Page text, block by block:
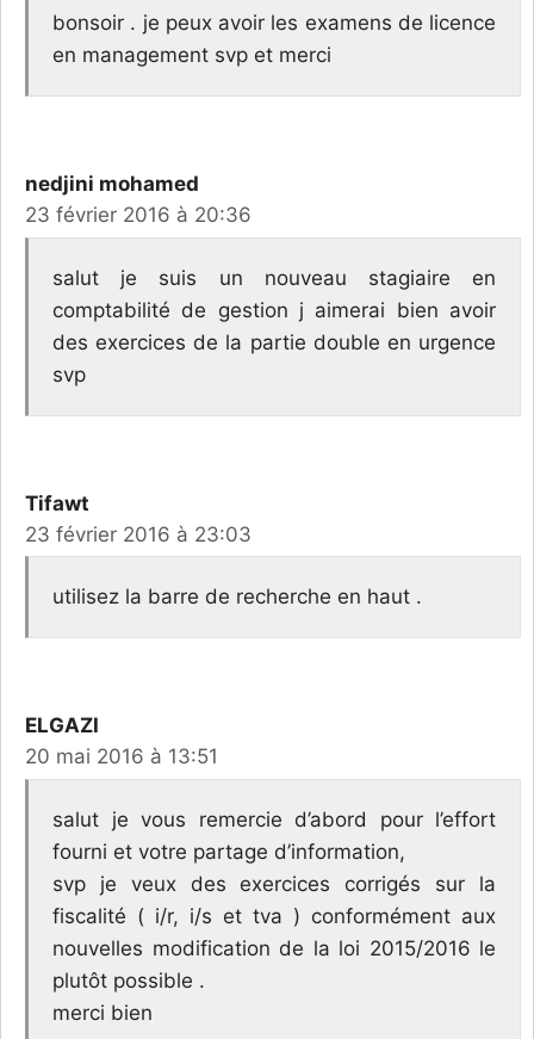
bonsoir . je peux avoir les examens de licence
en management svp et merci
nedjini mohamed
23 février 2016 à 20:36
salut je suis un nouveau stagiaire en
comptabilité de gestion j aimerai bien avoir
des exercices de la partie double en urgence
svp
Tifawt
23 février 2016 à 23:03
utilisez la barre de recherche en haut .
ELGAZI
20 mai 2016 à 13:51
salut je vous remercie d’abord pour l’effort
fourni et votre partage d’information,
svp je veux des exercices corrigés sur la
fiscalité ( i/r, i/s et tva ) conformément aux
nouvelles modification de la loi 2015/2016 le
plutôt possible .
merci bien